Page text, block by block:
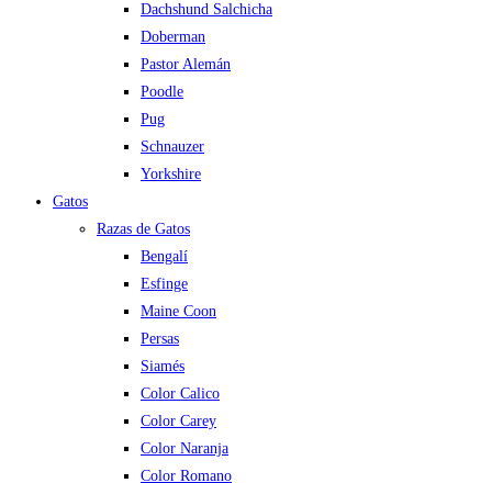
Dachshund Salchicha
Doberman
Pastor Alemán
Poodle
Pug
Schnauzer
Yorkshire
Gatos
Razas de Gatos
Bengalí
Esfinge
Maine Coon
Persas
Siamés
Color Calico
Color Carey
Color Naranja
Color Romano